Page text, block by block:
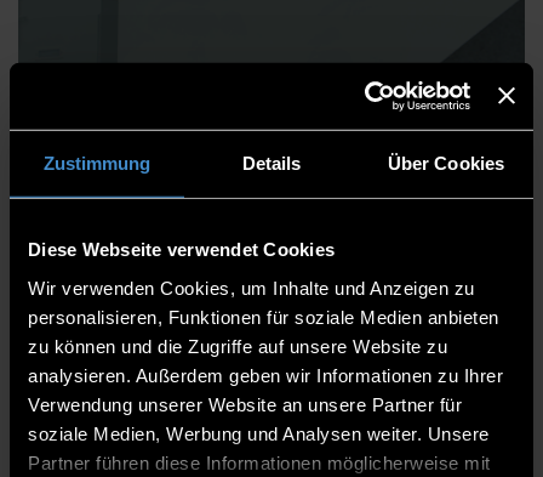
Zustimmung Details Über Cookies
Diese Webseite verwendet Cookies
Wir verwenden Cookies, um Inhalte und Anzeigen zu
personalisieren, Funktionen für soziale Medien anbieten
zu können und die Zugriffe auf unsere Website zu
analysieren. Außerdem geben wir Informationen zu Ihrer
Verwendung unserer Website an unsere Partner für
soziale Medien, Werbung und Analysen weiter. Unsere
Partner führen diese Informationen möglicherweise mit
Dominik Weiß
Bibliothek
Bibliothek ECRI
Mitarbeiter
EC 009
0991/3615-8911